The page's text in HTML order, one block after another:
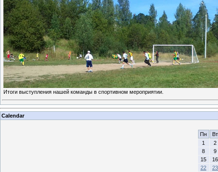
Итоги выступления нашей команды в спортивном мероприятии.
Calendar
Пн
Вт
1
2
8
9
15
16
22
23